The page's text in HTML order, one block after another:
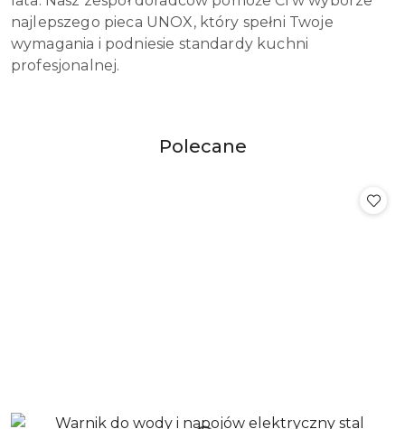
najlepszego pieca UNOX, który spełni Twoje
wymagania i podniesie standardy kuchni
profesjonalnej.
Pomiń karuzelę produktów
Produkty
Polecane